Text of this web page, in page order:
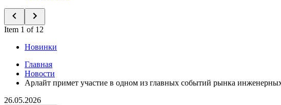
Item 1 of 12
Новинки
Главная
Новости
Арлайт примет участие в одном из главных событий рынка
26.05.2026